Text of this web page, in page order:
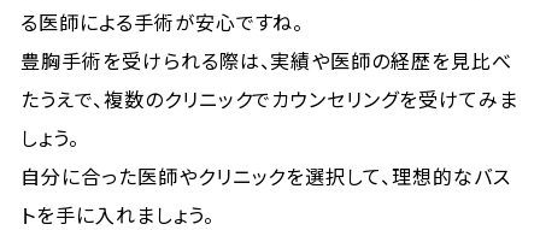
る医師による手術が安心ですね。
豊胸手術を受けられる際は、実績や医師の経歴を見比べ
たうえで、複数のクリニックでカウンセリングを受けてみま
しょう。
自分に合った医師やクリニックを選択して、理想的なバス
トを手に入れましょう。